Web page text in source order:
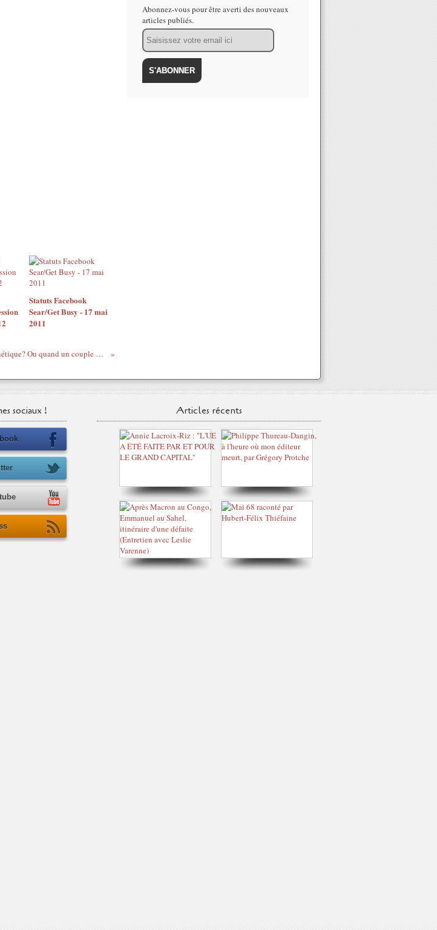
Statuts Facebook
Sear/Get Busy - 17 mai
2011
1OO Commentaires: Mystère de la Génétique? Ou quand un couple britannique, les deux d'origine nigériane donne naissance à une petite fille blanche ...
Abonnez-vous pour être averti des nouveaux
articles publiés.
Email
sociaux ! Articles récents